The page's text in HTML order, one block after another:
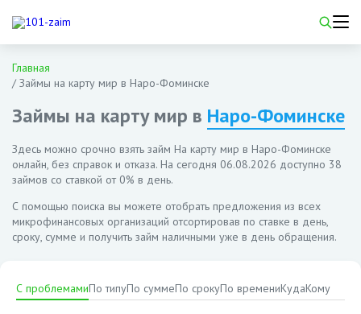
Главная
/Займы на карту мир в Наро-Фоминске
Займы на карту мир в Наро-Фоминске
Здесь можно срочно взять займ На карту мир в Наро-Фоминске
онлайн, без справок и отказа. На сегодня 06.08.2026 доступно 38
займов со ставкой от 0% в день.
С помощью поиска вы можете отобрать предложения из всех
микрофинансовых организаций отсортировав по ставке в день,
сроку, сумме и получить займ наличными уже в день обращения.
С проблемамиПо типуПо суммеПо срокуПо времениКудаКому